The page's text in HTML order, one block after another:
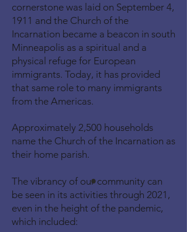
cornerstone was laid on September 4,
1911 and the Church of the
Incarnation became a beacon in south
Minneapolis as a spiritual and a
physical refuge for European
immigrants. Today, it has provided
that same role to many immigrants
from the Americas.
Approximately 2,500 households
name the Church of the Incarnation as
their home parish.
The vibrancy of our community can
be seen in its activities through 2021,
even in the height of the pandemic,
which included:
•